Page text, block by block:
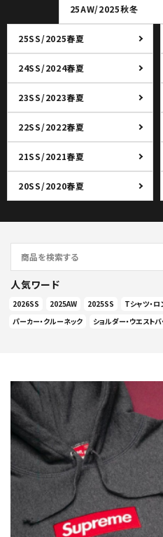
25AW/2025秋冬
25SS/2025春夏
24SS/2024春夏
23SS/2023春夏
22SS/2022春夏
21SS/2021春夏
20SS/2020春夏
人気ワード
2026SS 2025AW 2025SS Tシャツ・ロ
パーカー・クルーネック
ショルダー・ウエストバ